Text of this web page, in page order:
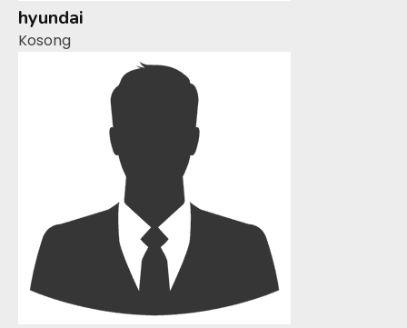
hyundai
Kosong